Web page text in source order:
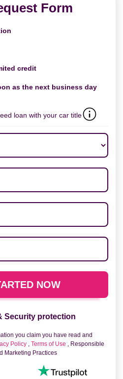
Form
credit
as the next business day
loan with your car title
Security protection
you claim you have read and
Policy , Terms of Use , Responsible
Marketing Practices